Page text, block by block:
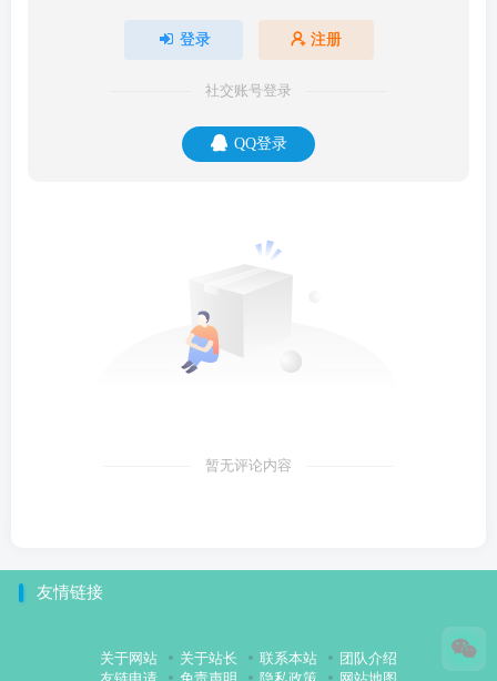
登录 注册
社交账号登录
QQ登录
暂无评论内容
友情链接
关于网站 关于站长 联系本站
团队介绍